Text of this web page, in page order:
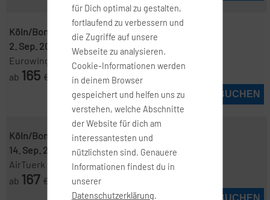
Köln/Bonn ( CGN ) - Stockholm ( ARN )
2. Sep. 2026
2. Sep. 2026
Eurowings
ab 165 €
JETZT BUCHEN
Köln/Bonn ( CGN )-Stockholm ( ARN )
14. Sep. 2026
20. Sep. 2026
AirTuerk
ab 167 €
JETZT BUCHEN
für Dich optimal zu gestalten,
fortlaufend zu verbessern und
die Zugriffe auf unsere
Webseite zu analysieren.
Cookie-Informationen werden
in deinem Browser
gespeichert und helfen uns zu
verstehen, welche Abschnitte
der Website für dich am
interessantesten und
nützlichsten sind. Genauere
Informationen findest du in
unserer
Datenschutzerklärung.